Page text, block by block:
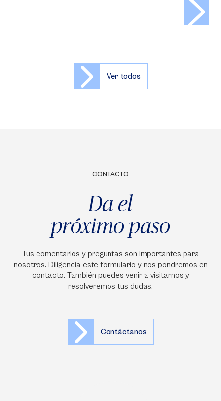
Ver todos
CONTACTO
Da el
próximo paso
Tus comentarios y preguntas son importantes para
nosotros. Diligencia este formulario y nos pondremos en
contacto. También puedes venir a visitarnos y
resolveremos tus dudas.
Contáctanos